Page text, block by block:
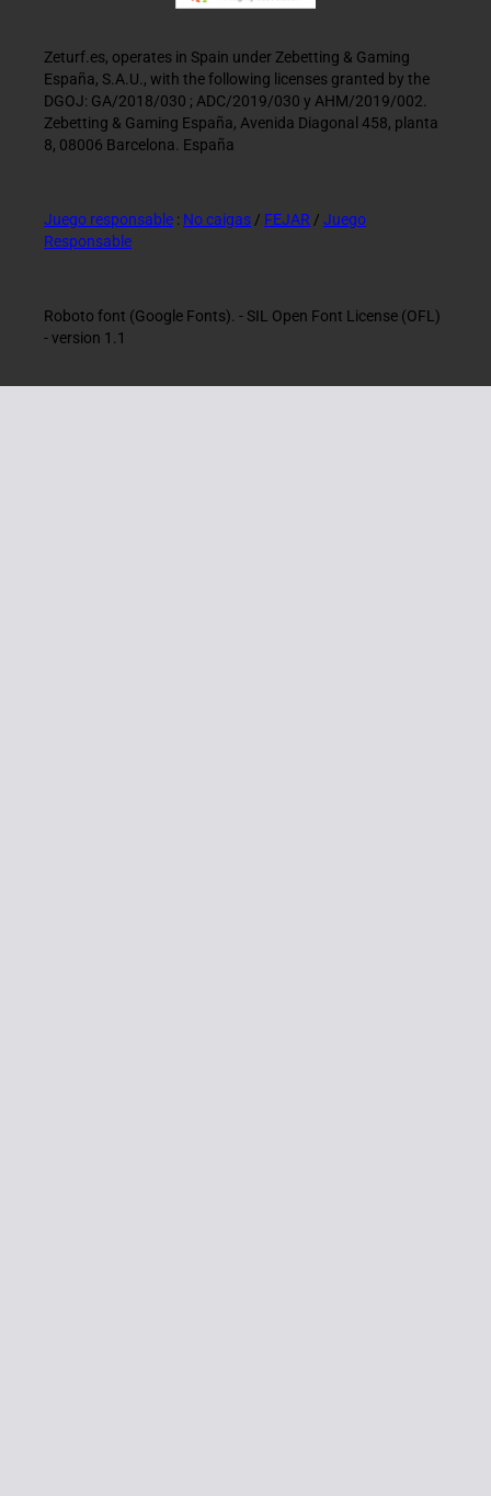
Zeturf.es, operates in Spain under Zebetting & Gaming
España, S.A.U., with the following licenses granted by the
DGOJ: GA/2018/030 ; ADC/2019/030 y AHM/2019/002.
Zebetting & Gaming España, Avenida Diagonal 458, planta
8, 08006 Barcelona. España
Juego responsable : No caigas / FEJAR / Juego
Responsable
Roboto font (Google Fonts). - SIL Open Font License (OFL)
- version 1.1